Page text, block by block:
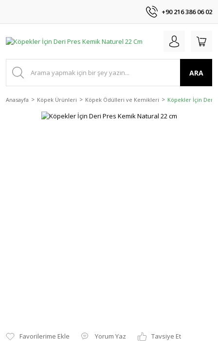
+90 216 386 06 02
ARA
Anasayfa Köpek Ürünleri Köpek Ödülleri ve Kemikleri Köpekler İçin Deri
Yorum Yaz
Tavsiye Et